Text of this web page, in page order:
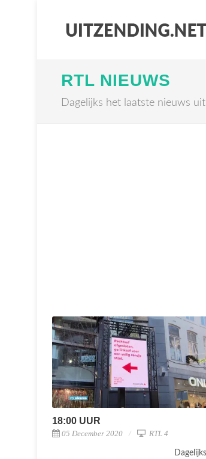
RTL NIEUWS
Dagelijks het laatste nieuws
18:00 UUR
05 December 2020 RTL 4
Dagelijks